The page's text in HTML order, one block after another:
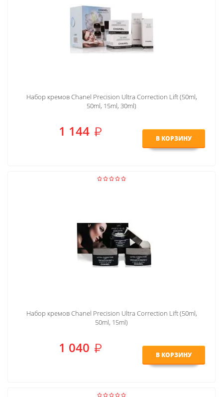
Набор кремов Chanel Precision Ultra Correction Lift (50ml,
50ml, 15ml, 30ml)
1 144 В КОРЗИНУ
Набор кремов Chanel Precision Ultra Correction Lift (50ml,
50ml, 15ml)
1 040 В КОРЗИНУ